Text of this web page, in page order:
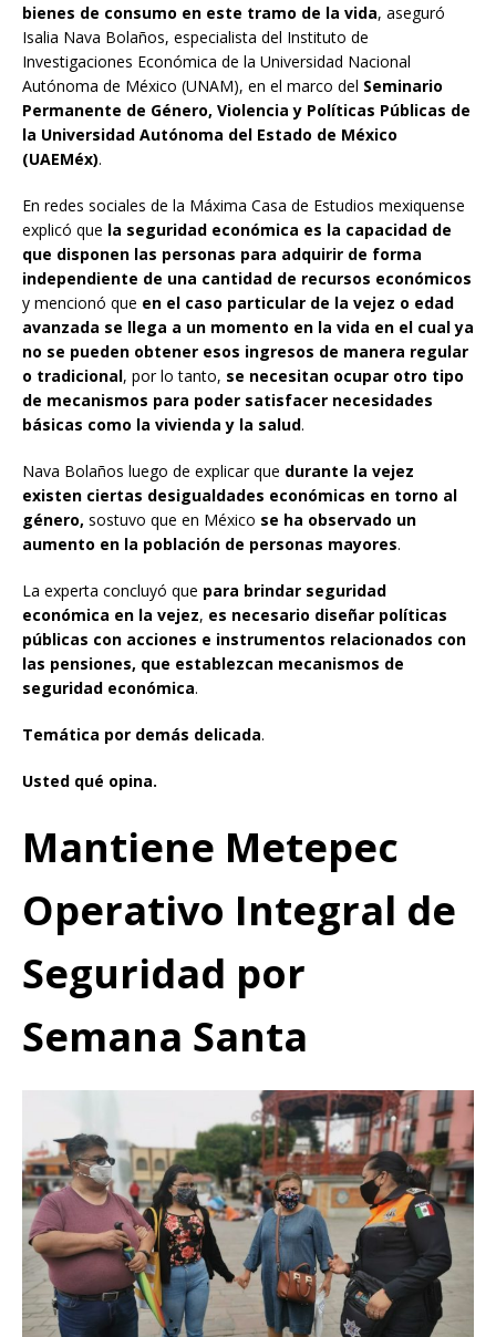
bienes de consumo en este tramo de la vida, aseguró
Isalia Nava Bolaños, especialista del Instituto de
Investigaciones Económica de la Universidad Nacional
Autónoma de México (UNAM), en el marco del Seminario
Permanente de Género, Violencia y Políticas Públicas de
la Universidad Autónoma del Estado de México
(UAEMéx).
En redes sociales de la Máxima Casa de Estudios mexiquense
explicó que la seguridad económica es la capacidad de
que disponen las personas para adquirir de forma
independiente de una cantidad de recursos económicos
y mencionó que en el caso particular de la vejez o edad
avanzada se llega a un momento en la vida en el cual ya
no se pueden obtener esos ingresos de manera regular
o tradicional, por lo tanto, se necesitan ocupar otro tipo
de mecanismos para poder satisfacer necesidades
básicas como la vivienda y la salud.
Nava Bolaños luego de explicar que durante la vejez
existen ciertas desigualdades económicas en torno al
género, sostuvo que en México se ha observado un
aumento en la población de personas mayores.
La experta concluyó que para brindar seguridad
económica en la vejez, es necesario diseñar políticas
públicas con acciones e instrumentos relacionados con
las pensiones, que establezcan mecanismos de
seguridad económica.
Temática por demás delicada.
Usted qué opina.
Mantiene Metepec
Operativo Integral de
Seguridad por
Semana Santa